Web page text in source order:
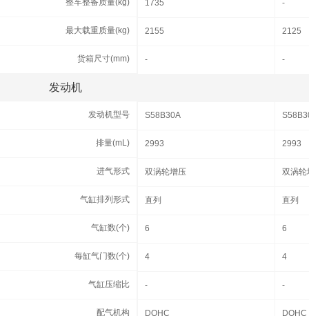
整车整备质量(kg) 1735 -
最大载重质量(kg) 2155 2125
货箱尺寸(mm) - -
发动机
发动机型号 S58B30A
排量(mL) 2993 2993
进气形式 双涡轮增压 双涡轮
气缸排列形式 直列 直列
气缸数(个) 6 6
每缸气门数(个) 4 4
气缸压缩比 - -
配气机构 DOHC DOHC
整车整备质量(kg)
最大载重质量(kg)
货箱尺寸(mm)
发动机
发动机型号
排量(mL)
进气形式
气缸排列形式
气缸数(个)
每缸气门数(个)
气缸压缩比
配气机构